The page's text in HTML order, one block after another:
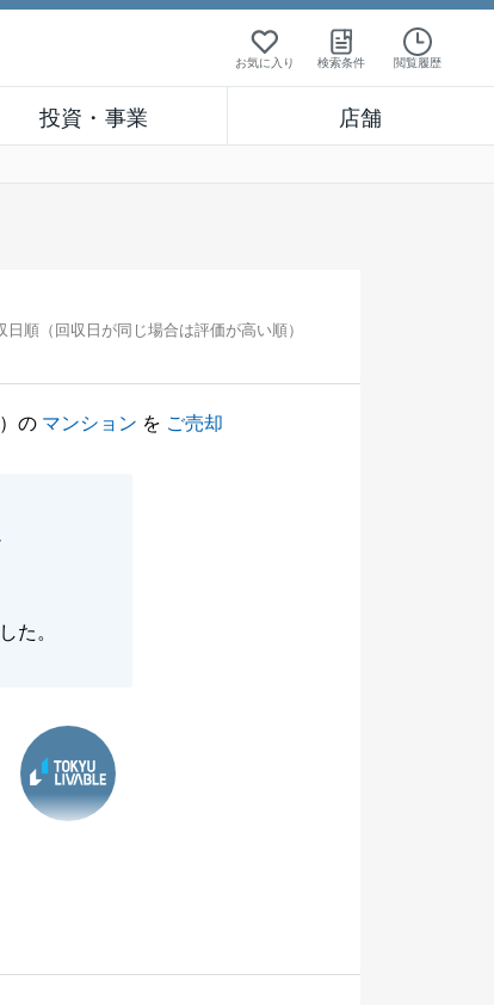
お気に入り 検索条件 閲覧履歴
投資・事業 店舗
順（回収日が同じ場合は評価が高い順）
）の マンション を ご売却
た。